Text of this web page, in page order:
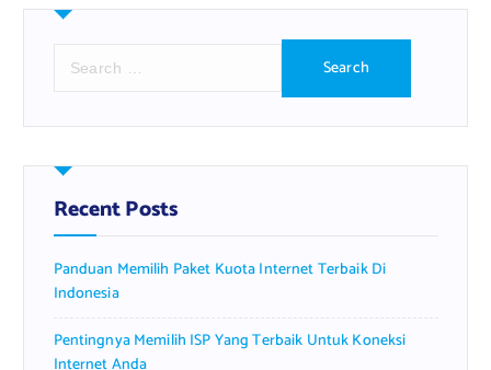
r
h
f
o
:
Recent Posts
Panduan Memilih Paket Kuota Internet Terbaik Di
Indonesia
Pentingnya Memilih ISP Yang Terbaik Untuk Koneksi
Internet Anda